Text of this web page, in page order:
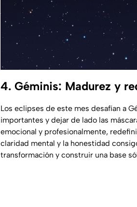
4. Géminis: Madurez y
Los eclipses de este mes desafían a
importantes y dejar de lado las
emocional y profesionalmente,
claridad mental y la honestidad
transformación y construir una base